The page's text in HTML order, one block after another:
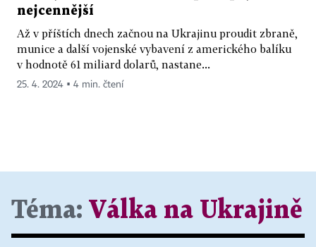
nejcennější
Až v příštích dnech začnou na Ukrajinu proudit zbraně,
munice a další vojenské vybavení z amerického balíku
v hodnotě 61 miliard dolarů, nastane...
25. 4. 2024 ▪ 4 min. čtení
Téma: Válka na Ukrajině